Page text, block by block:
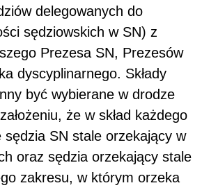
delegowanych do
sędziowskich w SN) z
Prezesa SN, Prezesów
dyscyplinarnego. Składy
być wybierane w drodze
że w skład każdego
sędzia SN stale orzekający w
oraz sędzia orzekający stale
zakresu, w którym orzeka